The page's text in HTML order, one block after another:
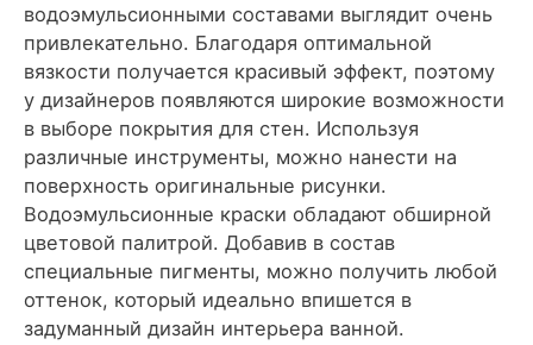
водоэмульсионными составами выглядит очень
привлекательно. Благодаря оптимальной
вязкости получается красивый эффект, поэтому
у дизайнеров появляются широкие возможности
в выборе покрытия для стен. Используя
различные инструменты, можно нанести на
поверхность оригинальные рисунки.
Водоэмульсионные краски обладают обширной
цветовой палитрой. Добавив в состав
специальные пигменты, можно получить любой
оттенок, который идеально впишется в
задуманный дизайн интерьера ванной.